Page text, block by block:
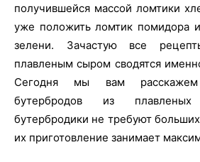
получившейся массой ломтики
уже положить ломтик помидора
зелени. Зачастую все
плавленым сыром сводятся
Сегодня мы вам
бутербродов из
бутербродики не требуют
их приготовление занимает